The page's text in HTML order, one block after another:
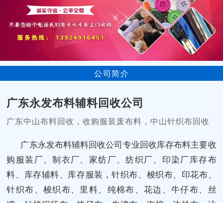
公司简介
广东永发布料辅料回收公司
广东中山布料回收，收购服装废布料，中山针织布回收
广东永发布料辅料回收公司专业回收库存布料主要收
购服装厂、制衣厂、家纺厂、纺织厂、印染厂库存布
料、库存辅料、库存服装，针织布、梭织布、印花布、
针织布、梭织布、里料、纯棉布、花边、牛仔布、丝